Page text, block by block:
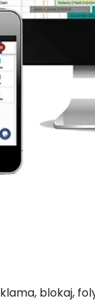
blokaj,